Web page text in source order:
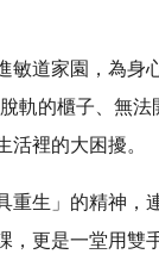
道家園，為身
軌的櫃子、無
裡的大困擾。
生」的精神，
，更是一堂用雙